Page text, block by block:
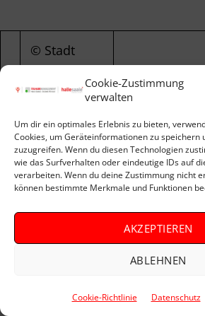
Cookie-Zustimmung
verwalten
Um dir ein optimales Erlebnis zu bieten,
Cookies, um Geräteinformationen zu speichern
zuzugreifen. Wenn du diesen Technologien
wie das Surfverhalten oder eindeutige IDs auf
verarbeiten. Wenn du deine Zustimmung nicht
können bestimmte Merkmale und Funktionen
AKZEPTIEREN
ABLEHNEN
Cookie-Richtlinie Datenschutz
© Stadt
Halle (Saale)
2023